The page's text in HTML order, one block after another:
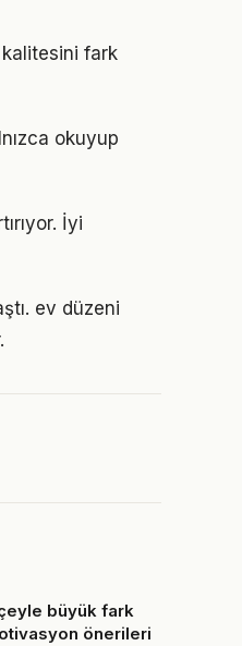
fark
okuyup
İyi
ev düzeni
büyük fark
önerileri